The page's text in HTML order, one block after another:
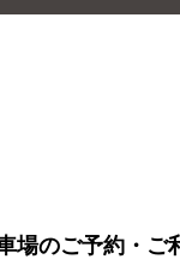
場のご予約・ご